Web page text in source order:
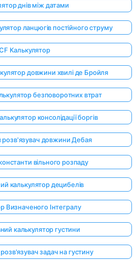
днів між датами
ланцюгів постійного струму
Калькулятор
довжини хвилі де Бройля
безповоротних втрат
консолідації боргів
довжини Дебая
вільного розпаду
калькулятор децибелів
Визначеного Інтегралу
калькулятор густини
задач на густину